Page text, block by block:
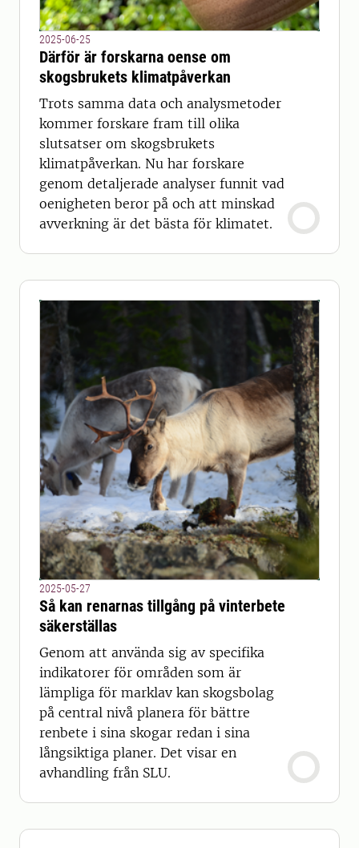
2025-06-25
Därför är forskarna oense om
skogsbrukets klimatpåverkan
Trots samma data och analysmetoder
kommer forskare fram till olika
slutsatser om skogsbrukets
klimatpåverkan. Nu har forskare
genom detaljerade analyser funnit vad
oenigheten beror på och att minskad
avverkning är det bästa för klimatet.
2025-05-27
Så kan renarnas tillgång på vinterbete
säkerställas
Genom att använda sig av specifika
indikatorer för områden som är
lämpliga för marklav kan skogsbolag
på central nivå planera för bättre
renbete i sina skogar redan i sina
långsiktiga planer. Det visar en
avhandling från SLU.